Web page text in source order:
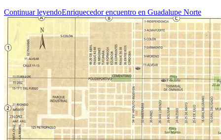
Continuar leyendoEnriquecedor encuentro en Guadalupe Norte